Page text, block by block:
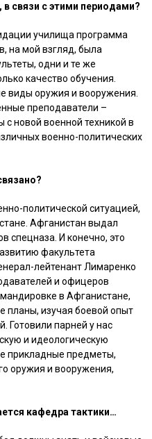
связи с этими периодами?
училища программа
на мой взгляд, была
одни и те же
качество обучения.
виды оружия и вооружения.
преподаватели –
новой военной техникой в
военно-политических
политической ситуацией,
Афганистан выдал
спецназа. И конечно, это
факультета
лейтенант Лимаренко
и офицеров
в Афганистане,
планы, изучая боевой опыт
Готовили парней у нас
и идеологическую
прикладные предметы,
оружия и вооружения,
кафедра тактики…